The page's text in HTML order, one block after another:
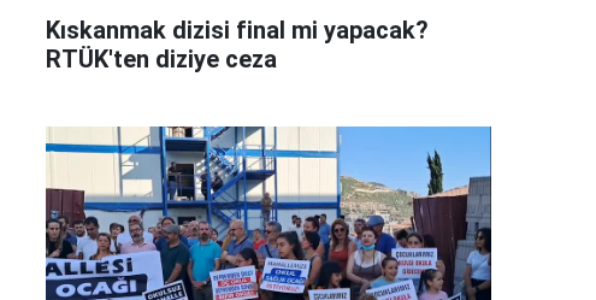
Kıskanmak dizisi final mi yapacak?
RTÜK'ten diziye ceza